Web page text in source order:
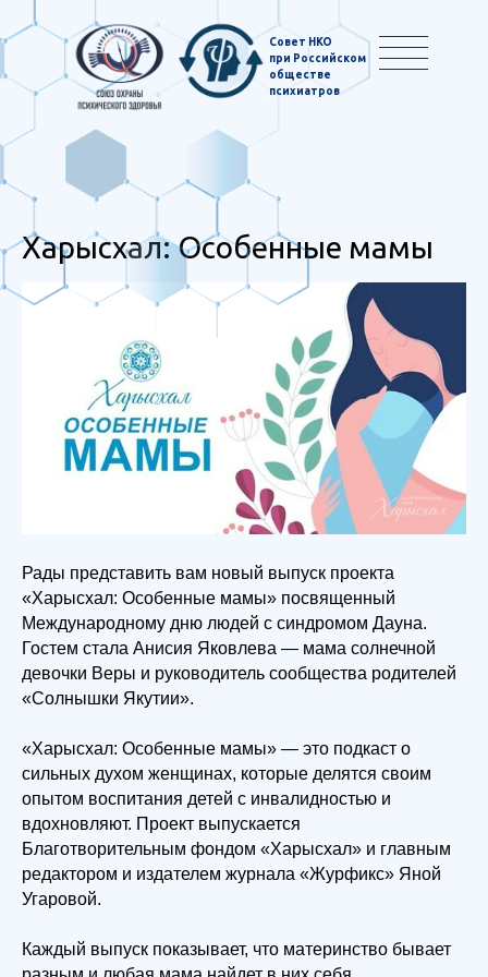
Совет НКО
при Российском
обществе
психиатров
Харысхал: Особенные мамы
Рады представить вам новый выпуск проекта
«Харысхал: Особенные мамы» посвященный
Международному дню людей с синдромом Дауна.
Гостем стала Анисия Яковлева — мама солнечной
девочки Веры и руководитель сообщества родителей
«Солнышки Якутии».
«Харысхал: Особенные мамы» — это подкаст о
сильных духом женщинах, которые делятся своим
опытом воспитания детей с инвалидностью и
вдохновляют. Проект выпускается
Благотворительным фондом «Харысхал» и главным
редактором и издателем журнала «Журфикс» Яной
Угаровой.
Каждый выпуск показывает, что материнство бывает